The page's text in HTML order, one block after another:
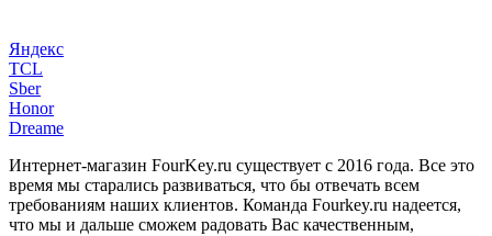
Яндекс
TCL
Sber
Honor
Dreame
Интернет-магазин FourKey.ru существует с 2016 года. Все это
время мы старались развиваться, что бы отвечать всем
требованиям наших клиентов. Команда Fourkey.ru надеется,
что мы и дальше сможем радовать Вас качественным,